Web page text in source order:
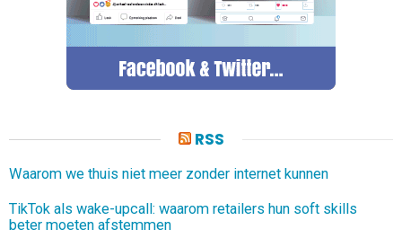
RSS
Waarom we thuis niet meer zonder internet kunnen
TikTok als wake-upcall: waarom retailers hun soft skills
beter moeten afstemmen